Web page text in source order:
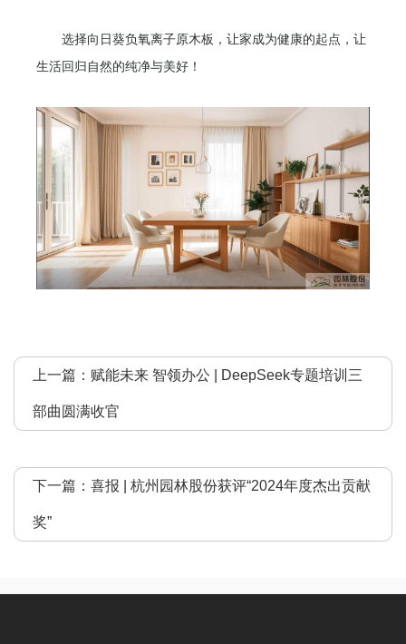
选择向日葵负氧离子原木板，让家成为健康的起点，让
生活回归自然的纯净与美好！
上一篇： 赋能未来 智领办公 | DeepSeek专题培训三
部曲圆满收官
下一篇： 喜报 | 杭州园林股份获评“2024年度杰出贡献
奖”